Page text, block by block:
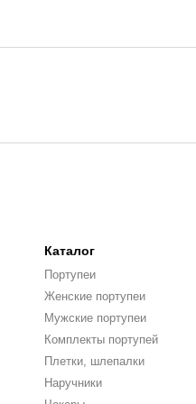
Каталог
Портупеи
Женские портупеи
Мужские портупеи
Комплекты портупей
Плетки, шлепалки
Наручники